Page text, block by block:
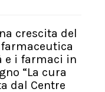
crescita del
e i farmaci in
“La cura
dal Centre